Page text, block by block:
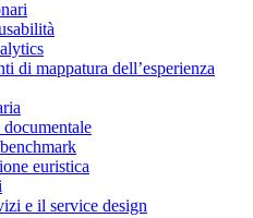
di mappatura dell’esperienza
euristica
e il service design